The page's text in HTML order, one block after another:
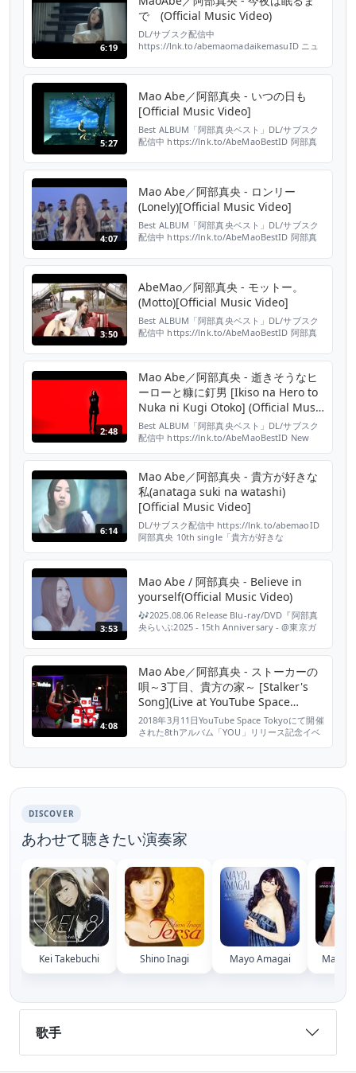
6:19
で (Official Music Video)
DL/サブスク配信中
https://lnk.to/abemaomadaikemasuID ニュ
net.com/song/278961/ 2020年1月22日 阿部
真央 9thアルバム「まだいけます」 http...
5:27
Mao Abe／阿部真央 - いつの日も
[Official Music Video]
Best ALBUM「阿部真央ベスト」DL/サブスク
配信中 https://lnk.to/AbeMaoBestID 阿部真
Go Forward) S...
4:07
Mao Abe／阿部真央 - ロンリー
(Lonely)[Official Music Video]
Best ALBUM「阿部真央ベスト」DL/サブスク
配信中 https://lnk.to/AbeMaoBestID 阿部真
はこちら↓ https://lnk.to/abemaoID
【INFORM...
3:50
AbeMao／阿部真央 - モットー。
(Motto)[Official Music Video]
Best ALBUM「阿部真央ベスト」DL/サブスク
配信中 https://lnk.to/AbeMaoBestID 阿部真
信はこちら↓ https://lnk.to/abemaoID
【INFO...
2:48
Mao Abe／阿部真央 - 逝きそうなヒ
ーローと糠に釘男 [Ikiso na Hero to
Nuka ni Kugi Otoko] (Official Music
Video)
Best ALBUM「阿部真央ベスト」DL/サブスク
配信中 https://lnk.to/AbeMaoBestID New
真央 7thアルバム「Babe.」収録「逝きそうな
ヒーローと糠に釘男」MV 「逝きそうなヒーロ
ーと糠に釘男」...
6:14
Mao Abe／阿部真央 - 貴方が好きな
私(anataga suki na watashi)
[Official Music Video]
DL/サブスク配信中 https://lnk.to/abemaoID
阿部真央 10th single「貴方が好きな
net.com/song/145990/ 配信はこちら↓
https://lnk.to/abe...
3:53
Mao Abe / 阿部真央 - Believe in
yourself(Official Music Video)
🎶2025.08.06 Release Blu-ray/DVD『阿部真
央らいぶ2025 - 15th Anniversary - @東京ガ
【完全生産限定盤】 ※...
4:08
Mao Abe／阿部真央 - ストーカーの
唄～3丁目、貴方の家～ [Stalker's
Song](Live at YouTube Space
Tokyo)
2018年3月11日YouTube Space Tokyoにて開催
された8thアルバム「YOU」リリース記念イベ
https://itunes.apple.com/jp/album/id1348153437?
DISCOVER
あわせて聴きたい演奏家
Kei Takebuchi Shino Inagi Mayo Amagai
歌手